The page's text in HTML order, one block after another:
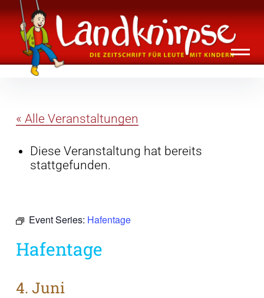
Inhalte
überspringen
Landknirpse – Die Zeitschrift für Leute
mit Kindern
« Alle Veranstaltungen
Diese Veranstaltung hat bereits
stattgefunden.
Event Series: Hafentage
Hafentage
4. Juni